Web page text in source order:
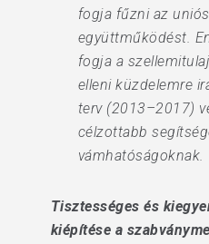
fogja fűzni az
együttműködést.
fogja a
elleni küzdelemre
terv (2013–2017)
célzottabb
vámhatóságoknak.
Tisztességes és
kiépítése a